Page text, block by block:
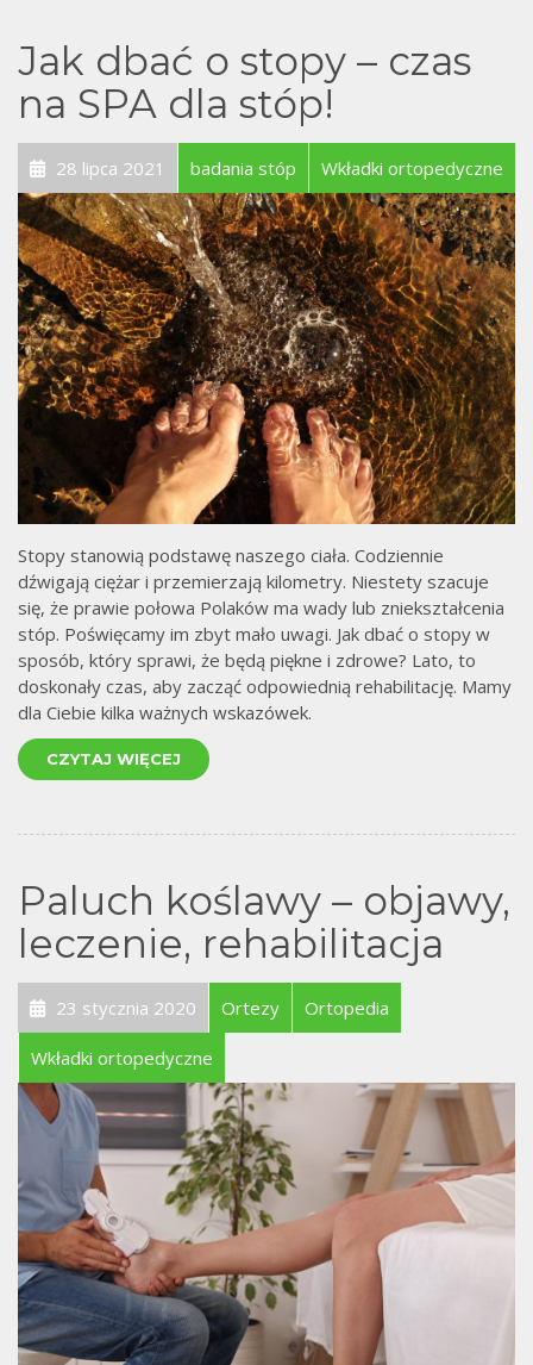
Jak dbać o stopy – czas
na SPA dla stóp!
28 lipca 2021 badania stóp Wkładki ortopedyczne
Stopy stanowią podstawę naszego ciała. Codziennie
dźwigają ciężar i przemierzają kilometry. Niestety szacuje
się, że prawie połowa Polaków ma wady lub zniekształcenia
stóp. Poświęcamy im zbyt mało uwagi. Jak dbać o stopy w
sposób, który sprawi, że będą piękne i zdrowe? Lato, to
doskonały czas, aby zacząć odpowiednią rehabilitację. Mamy
dla Ciebie kilka ważnych wskazówek.
CZYTAJ WIĘCEJ
Paluch koślawy – objawy,
leczenie, rehabilitacja
23 stycznia 2020 Ortezy Ortopedia
Wkładki ortopedyczne